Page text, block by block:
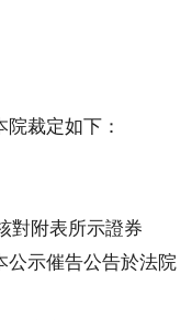
裁定如下：
對附表所示證券
催告公告於法院